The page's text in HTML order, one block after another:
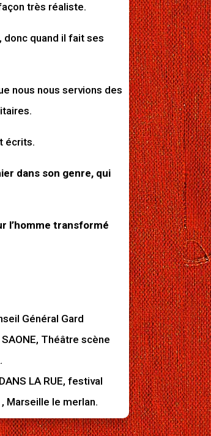
très réaliste.
donc quand il fait ses
nous nous servions des
écrits.
dans son genre, qui
l’homme transformé
Général Gard
Théâtre scène
LA RUE, festival
, Marseille le merlan.